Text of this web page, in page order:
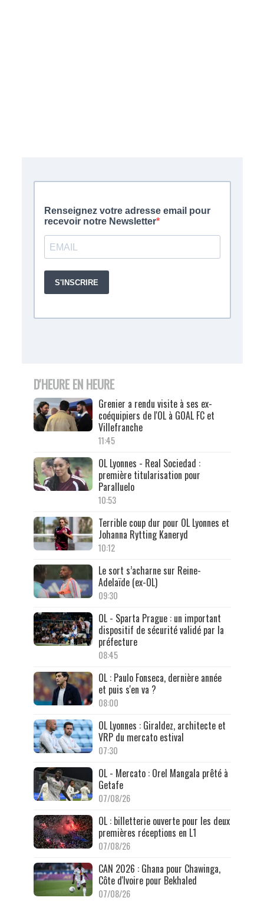
D'HEURE EN HEURE
Grenier a rendu visite à ses ex-
coéquipiers de l'OL à GOAL FC et
Villefranche
11:45
OL Lyonnes - Real Sociedad :
première titularisation pour
Paralluelo
10:53
Terrible coup dur pour OL Lyonnes et
Johanna Rytting Kaneryd
10:12
Le sort s’acharne sur Reine-
Adelaïde (ex-OL)
09:30
OL - Sparta Prague : un important
dispositif de sécurité validé par la
préfecture
08:45
OL : Paulo Fonseca, dernière année
et puis s'en va ?
08:00
OL Lyonnes : Giraldez, architecte et
VRP du mercato estival
07:30
OL - Mercato : Orel Mangala prêté à
Getafe
07/08/26
OL : billetterie ouverte pour les deux
premières réceptions en L1
07/08/26
CAN 2026 : Ghana pour Chawinga,
Côte d'Ivoire pour Bekhaled
07/08/26